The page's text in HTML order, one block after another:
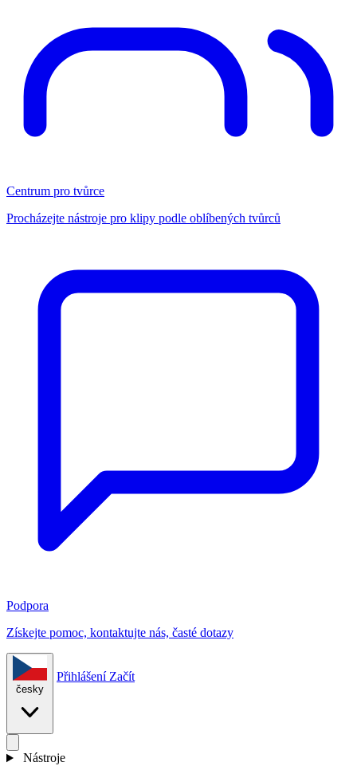
Centrum pro tvůrce
Procházejte nástroje pro klipy podle oblíbených tvůrců
Podpora
Získejte pomoc, kontaktujte nás, časté dotazy
česky
Přihlášení Začít
Nástroje